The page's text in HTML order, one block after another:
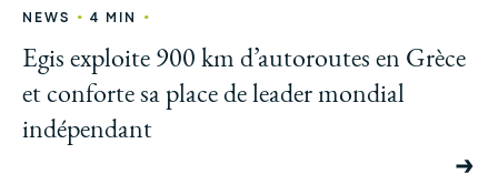
NEWS • 4 MIN •
Egis exploite 900 km d’autoroutes en Grèce
et conforte sa place de leader mondial
indépendant